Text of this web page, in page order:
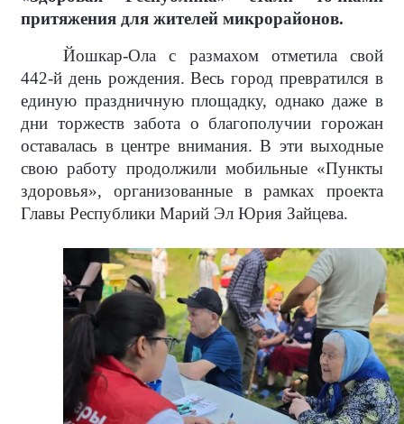
притяжения для жителей микрорайонов.
Йошкар-Ола с размахом отметила свой
442-й день рождения. Весь город превратился в
единую праздничную площадку, однако даже в
дни торжеств забота о благополучии горожан
оставалась в центре внимания. В эти выходные
свою работу продолжили мобильные «Пункты
здоровья», организованные в рамках проекта
Главы Республики Марий Эл Юрия Зайцева.